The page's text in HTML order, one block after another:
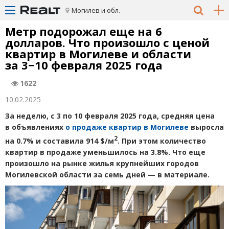
Могилев и обл.
Метр подорожал еще на 6
долларов. Что произошло с ценой
квартир в Могилеве и области
за 3−10 февраля 2025 года
1622
10.02.2025
За неделю, с 3 по 10 февраля 2025 года, средняя цена
в объявлениях о продаже квартир в Могилеве выросла
на 0.7% и составила 914 $/м2. При этом количество
квартир в продаже уменьшилось на 3.8%. Что еще
произошло на рынке жилья крупнейших городов
Могилевской области за семь дней — в материале.